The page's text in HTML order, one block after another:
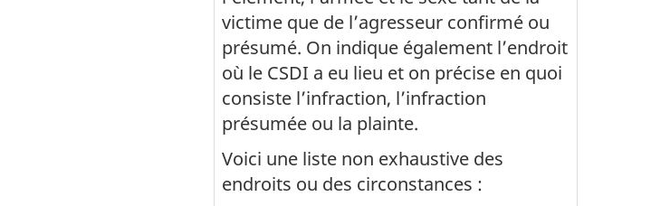
victime que de l’agresseur confirmé ou
présumé. On indique également l’endroit
où le CSDI a eu lieu et on précise en quoi
consiste l’infraction, l’infraction
présumée ou la plainte.
Voici une liste non exhaustive des
endroits ou des circonstances :